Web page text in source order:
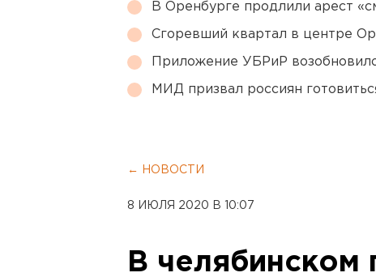
В Оренбурге продлили арест
Сгоревший квартал в центре
Приложение УБРиР
МИД призвал россиян
← НОВОСТИ
8 ИЮЛЯ 2020 В 10:07
В челябинском